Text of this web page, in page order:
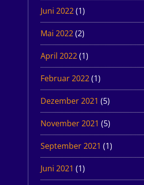
Juni 2022(1)
Mai 2022(2)
April 2022(1)
Februar 2022(1)
Dezember 2021 (5)
November 2021 (5)
September 2021 (1)
Juni 2021 (1)